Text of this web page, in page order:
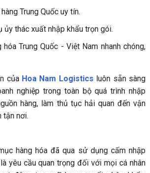
Trung Quốc uy tín.
ủy thác xuất nhập khẩu trọn gói.
hóa Trung Quốc - Việt Nam nhanh chóng,
của Hoa Nam Logistics luôn sẵn sàng
nghiệp trong toàn bộ quá trình nhập
hàng, làm thủ tục hải quan đến vận
tận nơi.
hàng hóa đã qua sử dụng cấm nhập
yêu cầu quan trọng đối với mọi cá nhân